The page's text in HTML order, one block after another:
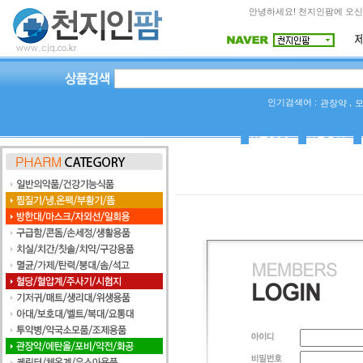
안녕하세요! 천지인팜에 오
인기검색어 : 관장약
상품Q&A 사용후기